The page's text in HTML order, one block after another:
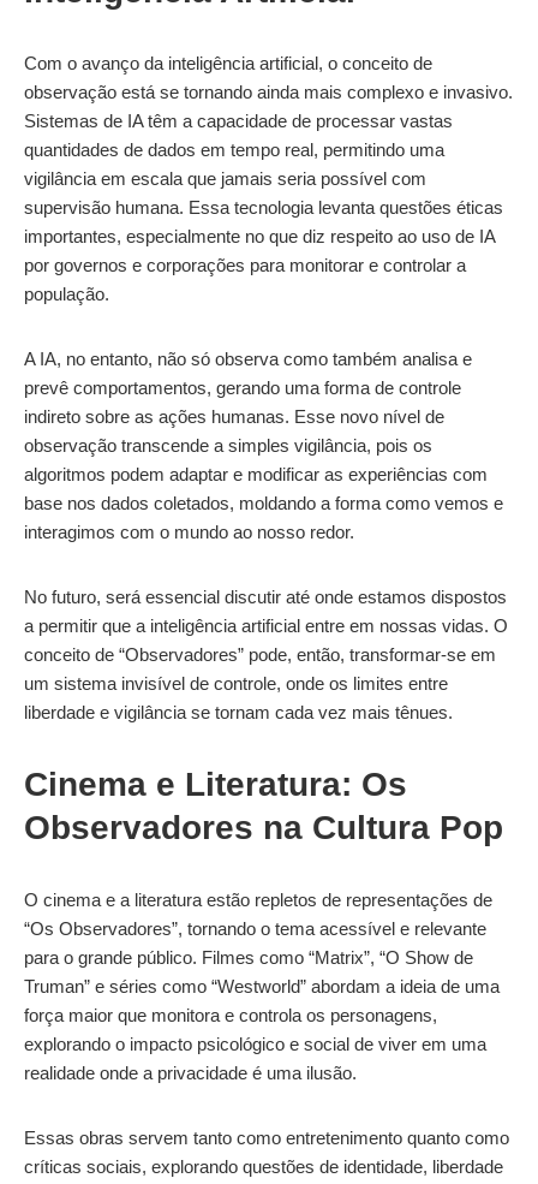
Com o avanço da inteligência artificial, o conceito de
observação está se tornando ainda mais complexo e invasivo.
Sistemas de IA têm a capacidade de processar vastas
quantidades de dados em tempo real, permitindo uma
vigilância em escala que jamais seria possível com
supervisão humana. Essa tecnologia levanta questões éticas
importantes, especialmente no que diz respeito ao uso de IA
por governos e corporações para monitorar e controlar a
população.
A IA, no entanto, não só observa como também analisa e
prevê comportamentos, gerando uma forma de controle
indireto sobre as ações humanas. Esse novo nível de
observação transcende a simples vigilância, pois os
algoritmos podem adaptar e modificar as experiências com
base nos dados coletados, moldando a forma como vemos e
interagimos com o mundo ao nosso redor.
No futuro, será essencial discutir até onde estamos dispostos
a permitir que a inteligência artificial entre em nossas vidas. O
conceito de “Observadores” pode, então, transformar-se em
um sistema invisível de controle, onde os limites entre
liberdade e vigilância se tornam cada vez mais tênues.
Cinema e Literatura: Os
Observadores na Cultura Pop
O cinema e a literatura estão repletos de representações de
“Os Observadores”, tornando o tema acessível e relevante
para o grande público. Filmes como “Matrix”, “O Show de
Truman” e séries como “Westworld” abordam a ideia de uma
força maior que monitora e controla os personagens,
explorando o impacto psicológico e social de viver em uma
realidade onde a privacidade é uma ilusão.
Essas obras servem tanto como entretenimento quanto como
críticas sociais, explorando questões de identidade, liberdade